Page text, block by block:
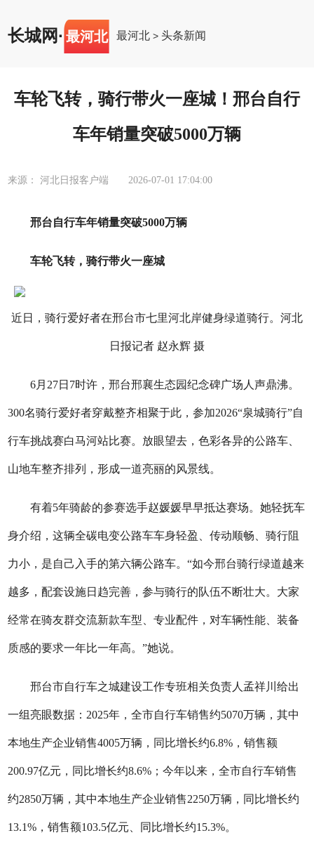
长城网· 最河北 最河北 >头条新闻
车轮飞转，骑行带火一座城！邢台自行
车年销量突破5000万辆
来源： 河北日报客户端 2026-07-01 17:04:00
邢台自行车年销量突破5000万辆
车轮飞转，骑行带火一座城
近日，骑行爱好者在邢台市七里河北岸健身绿道骑行。河北
日报记者 赵永辉 摄
6月27日7时许，邢台邢襄生态园纪念碑广场人声鼎沸。
300名骑行爱好者穿戴整齐相聚于此，参加2026“泉城骑行”自
行车挑战赛白马河站比赛。放眼望去，色彩各异的公路车、
山地车整齐排列，形成一道亮丽的风景线。
有着5年骑龄的参赛选手赵媛媛早早抵达赛场。她轻抚车
身介绍，这辆全碳电变公路车车身轻盈、传动顺畅、骑行阻
力小，是自己入手的第六辆公路车。“如今邢台骑行绿道越来
越多，配套设施日趋完善，参与骑行的队伍不断壮大。大家
经常在骑友群交流新款车型、专业配件，对车辆性能、装备
质感的要求一年比一年高。”她说。
邢台市自行车之城建设工作专班相关负责人孟祥川给出
一组亮眼数据：2025年，全市自行车销售约5070万辆，其中
本地生产企业销售4005万辆，同比增长约6.8%，销售额
200.97亿元，同比增长约8.6%；今年以来，全市自行车销售
约2850万辆，其中本地生产企业销售2250万辆，同比增长约
13.1%，销售额103.5亿元、同比增长约15.3%。